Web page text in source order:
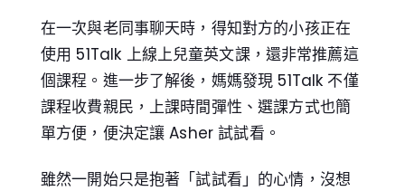
在一次與老同事聊天時，得知對方的小孩正在
使用 51Talk 上線上兒童英文課，還非常推薦這
個課程。進一步了解後，媽媽發現 51Talk 不僅
課程收費親民，上課時間彈性、選課方式也簡
單方便，便決定讓 Asher 試試看。
雖然一開始只是抱著「試試看」的心情，沒想